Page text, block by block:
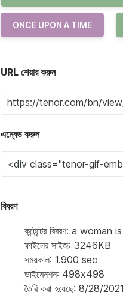
ONCE UPON A TIME
URL শেয়ার করুন
এম্বেড করুন
বিবরণ
কন্টেন্টের বিবরণ: a
ফাইলের সাইজ: 3246KB
সময়কাল: 1.900 sec
ডাইমেনশন: 498x498
তৈরি করা হয়েছে: 8/28/